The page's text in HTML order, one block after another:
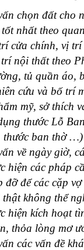
chọn đất cho
nhất theo
cửa chính, vị trí
nội thất theo
tủ quần áo,
cứu và bố trí
mỹ, sở thích
thước Lỗ
thước ban thờ …)
về ngày giờ,
hiện các pháp
đỡ để các cặp
thật không thể
hiện kích hoạt
thỏa lòng mơ
các vấn đề